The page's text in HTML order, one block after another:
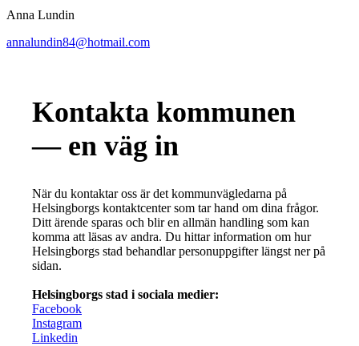
Anna Lundin
annalundin84@hotmail.com
Kontakta kommunen
— en väg in
När du kontaktar oss är det kommunvägledarna på
Helsingborgs kontaktcenter som tar hand om dina frågor.
Ditt ärende sparas och blir en allmän handling som kan
komma att läsas av andra. Du hittar information om hur
Helsingborgs stad behandlar personuppgifter längst ner på
sidan.
Helsingborgs stad i sociala medier:
Facebook
Instagram
Linkedin